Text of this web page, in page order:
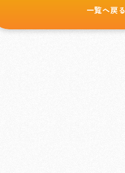
一覧へ戻る